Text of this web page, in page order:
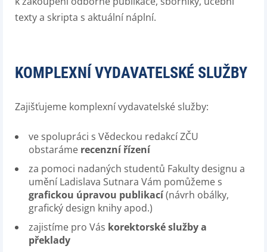
texty a skripta s aktuální náplní.
KOMPLEXNÍ VYDAVATELSKÉ SLUŽBY
Zajišťujeme komplexní vydavatelské služby:
ve spolupráci s Vědeckou redakcí ZČU
obstaráme recenzní řízení
za pomoci nadaných studentů Fakulty designu a
umění Ladislava Sutnara Vám pomůžeme s
grafickou úpravou publikací(návrh obálky,
grafický design knihy apod.)
zajistíme pro Vás korektorské služby a
překlady